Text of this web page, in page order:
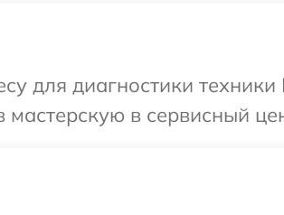
для диагностики
в сервисный